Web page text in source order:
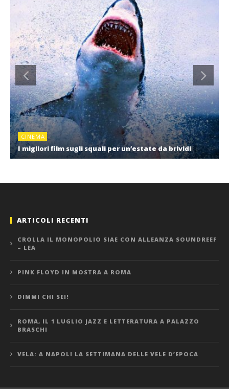
CINEMA
I migliori film sugli squali per un’estate da brividi
ARTICOLI RECENTI
CROLLA IL MONOPOLIO SIAE CON ALLEANZA SOUNDREEF
– LEA
PINK FLOYD IN MOSTRA A ROMA
DIMMI CHI SEI!
ROMA, IL 1 LUGLIO JAZZ E LETTERATURA A PALAZZO
BRASCHI
VELA: A NAPOLI LA SETTIMANA DELLE VELE D’EPOCA